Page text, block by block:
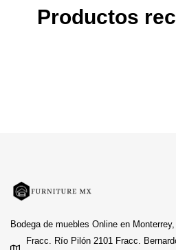
Productos
Bodega de muebles Online en Monterrey,
Fracc. Río Pilón 2101 Fracc.